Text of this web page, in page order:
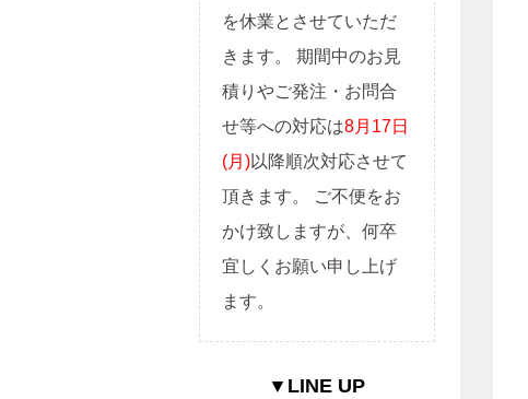
を休業とさせていただ
きます。 期間中のお見
積りやご発注・お問合
せ等への対応は8月17日
(月)以降順次対応させて
頂きます。 ご不便をお
かけ致しますが、何卒
宜しくお願い申し上げ
ます。
▼LINE UP